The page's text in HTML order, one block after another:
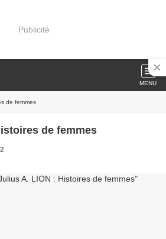
Publicité
MENU
de femmes
de femmes